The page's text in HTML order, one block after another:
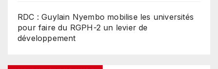
RDC : Guylain Nyembo mobilise les universités
pour faire du RGPH-2 un levier de
développement